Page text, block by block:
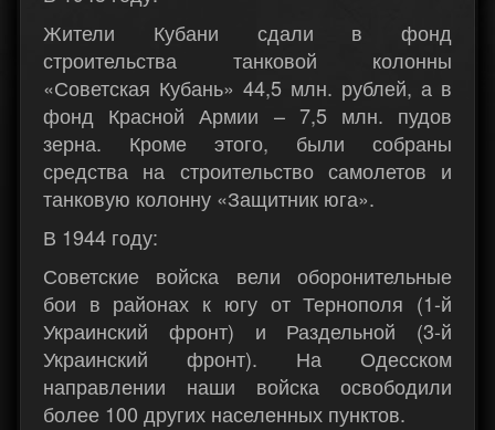
Жители Кубани сдали в фонд
строительства танковой колонны
«Советская Кубань» 44,5 млн. рублей, а в
фонд Красной Армии – 7,5 млн. пудов
зерна. Кроме этого, были собраны
средства на строительство самолетов и
танковую колонну «Защитник юга».
В 1944 году:
Советские войска вели оборонительные
бои в районах к югу от Тернополя (1-й
Украинский фронт) и Раздельной (3-й
Украинский фронт). На Одесском
направлении наши войска освободили
более 100 других населенных пунктов.